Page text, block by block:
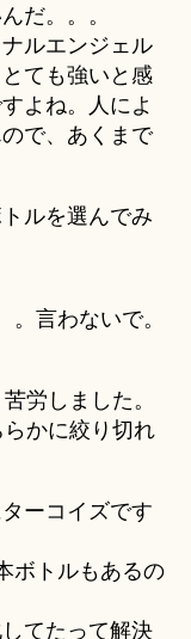
だ。。。
ルエンジェル
ても強いと感
よね。人によ
で、あくまで
ルを選んでみ
言わないで。
労しました。
かに絞り切れ
ーコイズです
ボトルもあるの
てたって解決